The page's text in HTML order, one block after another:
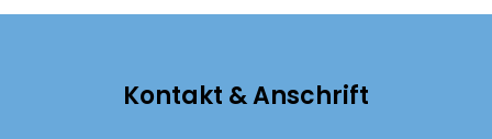
Kontakt & Anschrift